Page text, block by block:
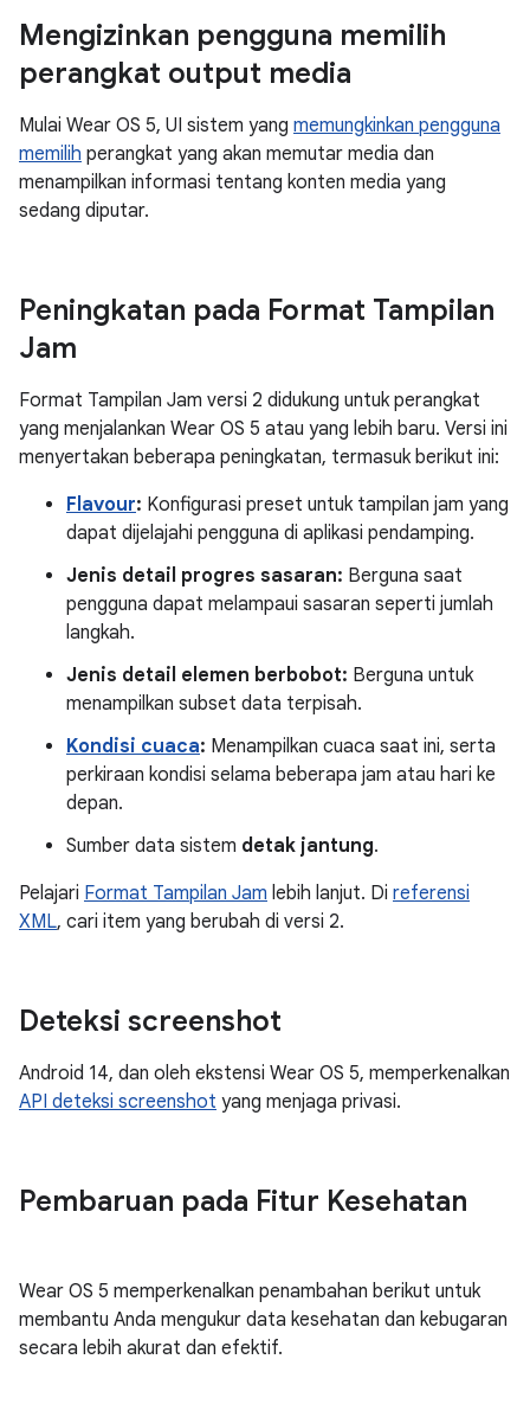
Mengizinkan pengguna memilih
perangkat output media
Mulai Wear OS 5, UI sistem yang memungkinkan pengguna
memilih perangkat yang akan memutar media dan
menampilkan informasi tentang konten media yang
sedang diputar.
Peningkatan pada Format Tampilan
Jam
Format Tampilan Jam versi 2 didukung untuk perangkat
yang menjalankan Wear OS 5 atau yang lebih baru. Versi ini
menyertakan beberapa peningkatan, termasuk berikut ini:
Flavour: Konfigurasi preset untuk tampilan jam yang
dapat dijelajahi pengguna di aplikasi pendamping.
Jenis detail progres sasaran: Berguna saat
pengguna dapat melampaui sasaran seperti jumlah
langkah.
Jenis detail elemen berbobot: Berguna untuk
menampilkan subset data terpisah.
Kondisi cuaca: Menampilkan cuaca saat ini, serta
perkiraan kondisi selama beberapa jam atau hari ke
depan.
Sumber data sistem detak jantung.
Pelajari Format Tampilan Jam lebih lanjut. Di referensi
XML, cari item yang berubah di versi 2.
Deteksi screenshot
Android 14, dan oleh ekstensi Wear OS 5, memperkenalkan
API deteksi screenshot yang menjaga privasi.
Pembaruan pada Fitur Kesehatan
Wear OS 5 memperkenalkan penambahan berikut untuk
membantu Anda mengukur data kesehatan dan kebugaran
secara lebih akurat dan efektif.